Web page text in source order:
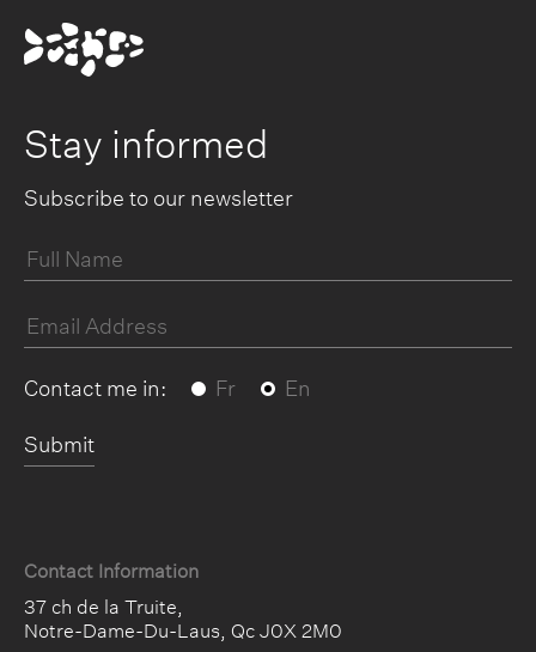
Contact Information
37 ch de la Truite,
Notre-Dame-Du-Laus, Qc J0X 2M0
Stay informed
Subscribe to our newsletter
Contact me in: Fr En
Submit